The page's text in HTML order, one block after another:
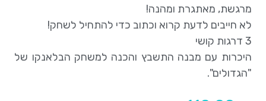
מרגשת, מאתגרת ומהנה!
לא חייבים לדעת קרוא וכתוב כדי להתחיל לשחק!
3 דרגות קושי
היכרות עם מבנה התשבץ והכנה למשחק הבלאנקו של
"הגדולים".